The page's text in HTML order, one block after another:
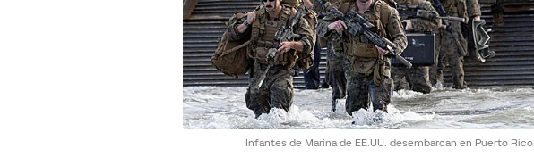
Infantes de Marina de EE.UU. desembarcan en Puerto Rico.